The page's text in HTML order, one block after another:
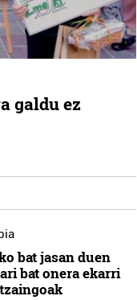
galdu ez
bat jasan duen
bat onera ekarri